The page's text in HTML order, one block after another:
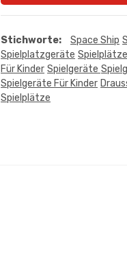
Stichworte: Space Ship
Spielplatzgeräte Spielplätze
Für Kinder Spielgeräte
Spielgeräte Für Kinder
Spielplätze